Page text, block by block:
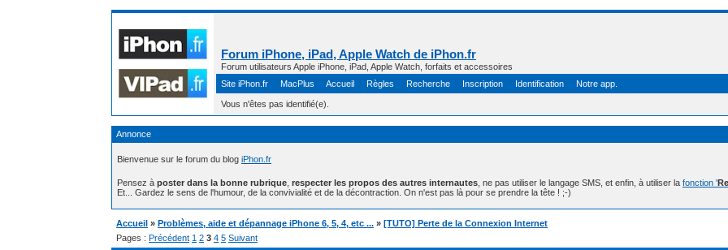
Forum iPhone, iPad, Apple Watch de iPhon.fr
Forum utilisateurs Apple iPhone, iPad, Apple Watch, forfaits et accessoires
Site iPhon.fr
MacPlus Accueil Règles Recherche Inscription Identification Notre app.
Vous n'êtes pas identifié(e).
Annonce
Bienvenue sur le forum du blog iPhon.fr
Pensez à poster dans la bonne rubrique respecter les propos des autres internautes , ne pas utiliser le langage SMS, et enfin, à utiliser la fonction '
Et... Gardez le sens de l'humour, de la convivialité et de la décontraction. On n'est pas là pour se prendre la tête ! ;-)
Accueil » Problèmes, aide et dépannage iPhone 6, 5, 4, etc ... » [TUTO] Perte de la Connexion Internet
Pages : Précédent 1 2 3 4 5 Suivant